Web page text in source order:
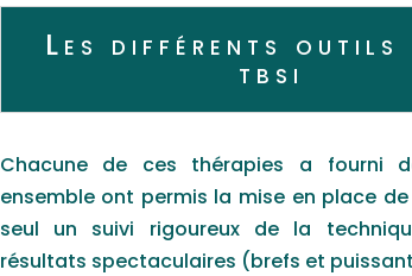
Les différents outils
tbsi
Chacune de ces thérapies a fourni
ensemble ont permis la mise en place
seul un suivi rigoureux de la
résultats spectaculaires (brefs et